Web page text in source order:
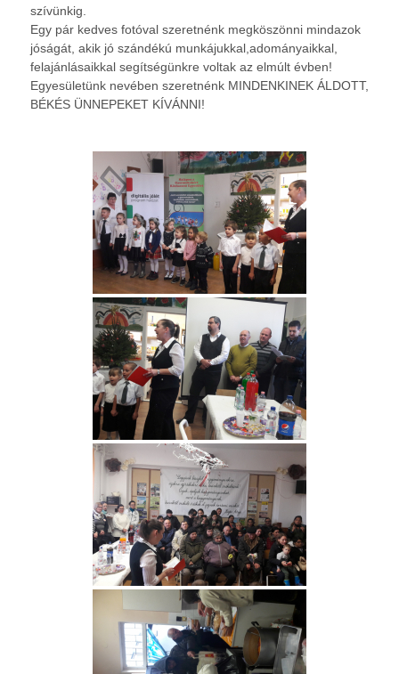
szívünkig.
Egy pár kedves fotóval szeretnénk megköszönni mindazok
jóságát, akik jó szándékú munkájukkal,adományaikkal,
felajánlásaikkal segítségünkre voltak az elmúlt évben!
Egyesületünk nevében szeretnénk MINDENKINEK ÁLDOTT,
BÉKÉS ÜNNEPEKET KÍVÁNNI!